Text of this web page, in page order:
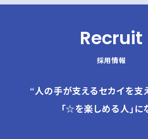
Recruit
採用情報
“人の手が支えるセカイを支
「☆を楽しめる人」に